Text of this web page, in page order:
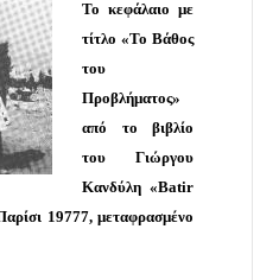
Το κεφάλαιο με
τίτλο «Το Βάθος
του
Προβλήματος»
από το βιβλίο
του Γιώργου
Κανδύλη «Batir
19777, μεταφρασμένο